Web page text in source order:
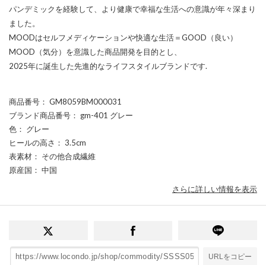
パンデミックを経験して、より健康で幸福な生活への意識が年々深まり
ました。
MOODはセルフメディケーションや快適な生活＝GOOD（良い）
MOOD（気分）を意識した商品開発を目的とし、
2025年に誕生した先進的なライフスタイルブランドです.
商品番号 ： GM8059BM000031
ブランド商品番号 ： gm-401 グレー
色 ： グレー
ヒールの高さ ： 3.5cm
表素材 ： その他合成繊維
原産国 ： 中国
さらに詳しい情報を表示
URLをコピー